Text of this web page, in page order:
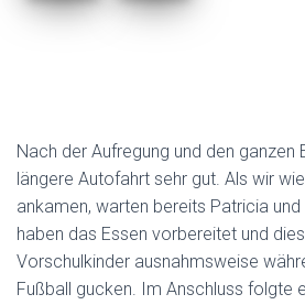
Nach der Aufregung und den ganzen
längere Autofahrt sehr gut. Als wir
ankamen, warten bereits Patricia und
haben das Essen vorbereitet und
Vorschulkinder ausnahmsweise
Fußball gucken. Im Anschluss folgte